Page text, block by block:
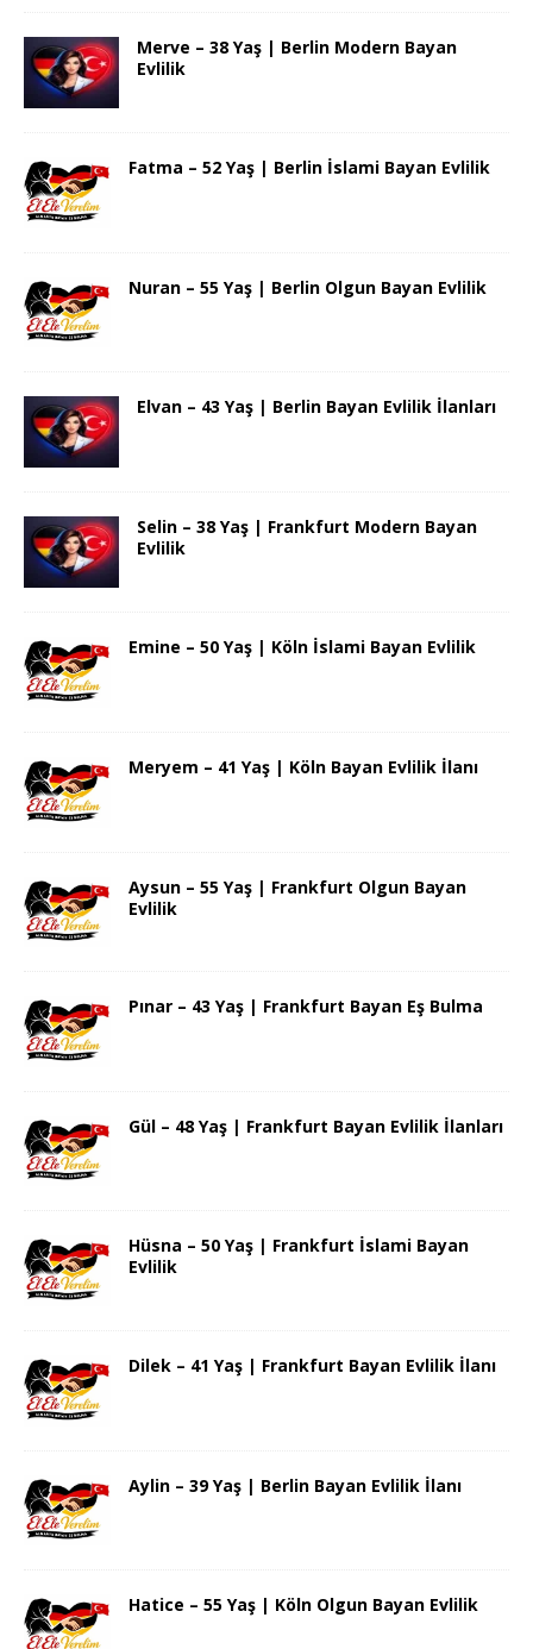
Merve – 38 Yaş | Berlin Modern Bayan
Evlilik
Fatma – 52 Yaş | Berlin İslami Bayan Evlilik
Nuran – 55 Yaş | Berlin Olgun Bayan Evlilik
Elvan – 43 Yaş | Berlin Bayan Evlilik İlanları
Selin – 38 Yaş | Frankfurt Modern Bayan
Evlilik
Emine – 50 Yaş | Köln İslami Bayan Evlilik
Meryem – 41 Yaş | Köln Bayan Evlilik İlanı
Aysun – 55 Yaş | Frankfurt Olgun Bayan
Evlilik
Pınar – 43 Yaş | Frankfurt Bayan Eş Bulma
Gül – 48 Yaş | Frankfurt Bayan Evlilik İlanları
Hüsna – 50 Yaş | Frankfurt İslami Bayan
Evlilik
Dilek – 41 Yaş | Frankfurt Bayan Evlilik İlanı
Aylin – 39 Yaş | Berlin Bayan Evlilik İlanı
Hatice – 55 Yaş | Köln Olgun Bayan Evlilik